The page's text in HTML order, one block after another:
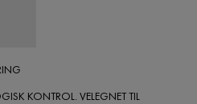
KONTROL. VELEGNET TIL